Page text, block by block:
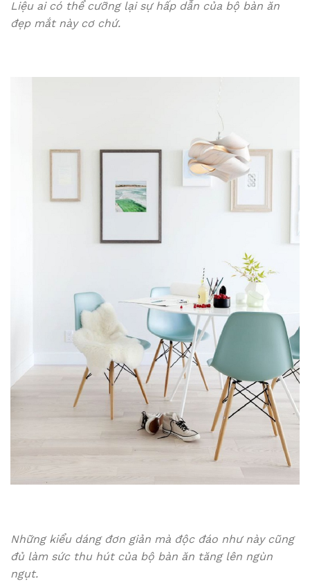
Liệu ai có thể cưỡng lại sự hấp dẫn của bộ bàn ăn
đẹp mắt này cơ chứ.
Những kiểu dáng đơn giản mà độc đáo như này cũng
đủ làm sức thu hút của bộ bàn ăn tăng lên ngùn
ngụt.